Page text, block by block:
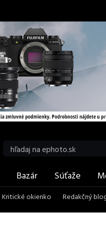
Kritické okienko Redakčný
Bazár Súťaže